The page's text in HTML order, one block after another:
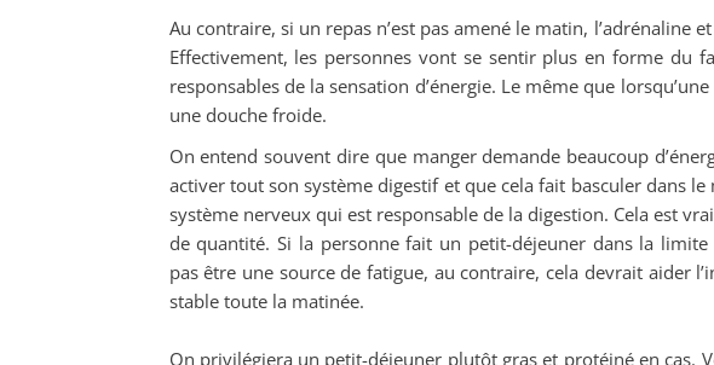
Au contraire, si un repas n’est pas amené le matin, l’adrénaline
Effectivement, les personnes vont se sentir plus en forme du
responsables de la sensation d’énergie. Le même que
une douche froide.
On entend souvent dire que manger demande beaucoup
activer tout son système digestif et que cela fait basculer dans
système nerveux qui est responsable de la digestion. Cela est
de quantité. Si la personne fait un petit-déjeuner dans la
pas être une source de fatigue, au contraire, cela devrait aider
stable toute la matinée.
On privilégiera un petit-déjeuner plutôt gras et protéiné en cas.